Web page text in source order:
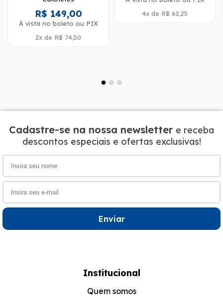
R$ 149,00
À vista no boleto ou PIX
2x de R$ 74,50
4x de R$ 62,25
Cadastre-se na nossa newsletter e receba
descontos especiais e ofertas exclusivas!
Enviar
Institucional
Quem somos